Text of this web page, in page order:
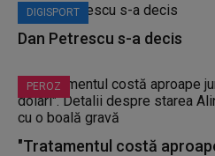
DIGISPORT
Dan Petrescu s-a decis
PEROZ
"Tratamentul costă